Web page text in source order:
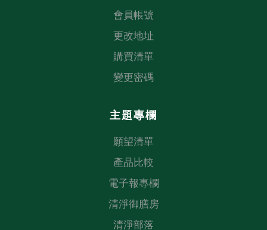
會員帳號
更改地址
購買清單
變更密碼
主題專欄
願望清單
產品比較
電子報專欄
清淨御膳房
清淨部落